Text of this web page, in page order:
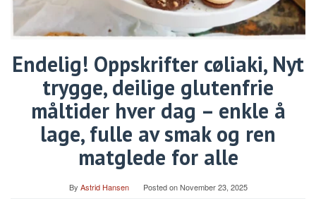
Endelig! Oppskrifter cøliaki, Nyt
trygge, deilige glutenfrie
måltider hver dag – enkle å
lage, fulle av smak og ren
matglede for alle
By Astrid Hansen Posted onNovember 23, 2025